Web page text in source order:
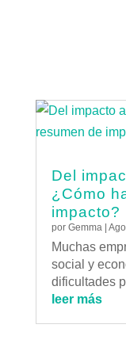
Del
¿Cómo
impacto?
por Gemma|
Muchas
social y
dificultades
leer más